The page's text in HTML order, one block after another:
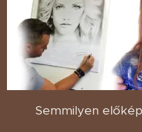
Semmilyen